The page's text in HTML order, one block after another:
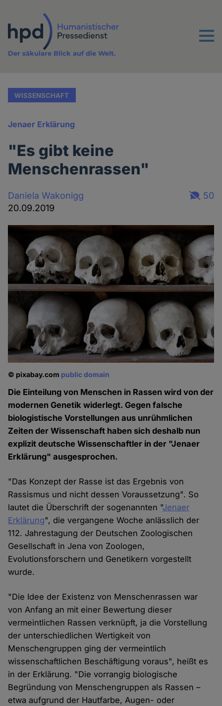
Inhalt
Menu
Der säkulare Blick auf die Welt.
WISSENSCHAFT
Jenaer Erklärung
"Es gibt keine
Menschenrassen"
Daniela Wakonigg
20.09.2019
50
© pixabay.com public domain
Die Einteilung von Menschen in Rassen wird von der
modernen Genetik widerlegt. Gegen falsche
biologistische Vorstellungen aus unrühmlichen
Zeiten der Wissenschaft haben sich deshalb nun
explizit deutsche Wissenschaftler in der "Jenaer
Erklärung" ausgesprochen.
"Das Konzept der Rasse ist das Ergebnis von
Rassismus und nicht dessen Voraussetzung". So
lautet die Überschrift der sogenannten "Jenaer
Erklärung", die vergangene Woche anlässlich der
112. Jahrestagung der Deutschen Zoologischen
Gesellschaft in Jena von Zoologen,
Evolutionsforschern und Genetikern vorgestellt
wurde.
"Die Idee der Existenz von Menschenrassen war
von Anfang an mit einer Bewertung dieser
vermeintlichen Rassen verknüpft, ja die Vorstellung
der unterschiedlichen Wertigkeit von
Menschengruppen ging der vermeintlich
wissenschaftlichen Beschäftigung voraus", heißt es
in der Erklärung. "Die vorrangig biologische
Begründung von Menschengruppen als Rassen –
etwa aufgrund der Hautfarbe, Augen- oder